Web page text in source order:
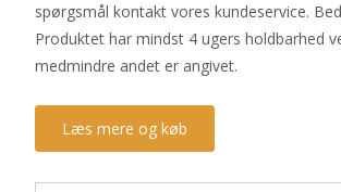
spørgsmål kontakt vores kundeservice.
Produktet har mindst 4 ugers holdbarhed
medmindre andet er angivet.
Læs mere og køb